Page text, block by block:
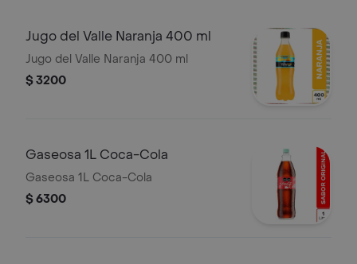
Jugo del Valle Naranja 400 ml
Jugo del Valle Naranja 400 ml
$ 3200
Gaseosa 1L Coca-Cola
Gaseosa 1L Coca-Cola
$ 6300